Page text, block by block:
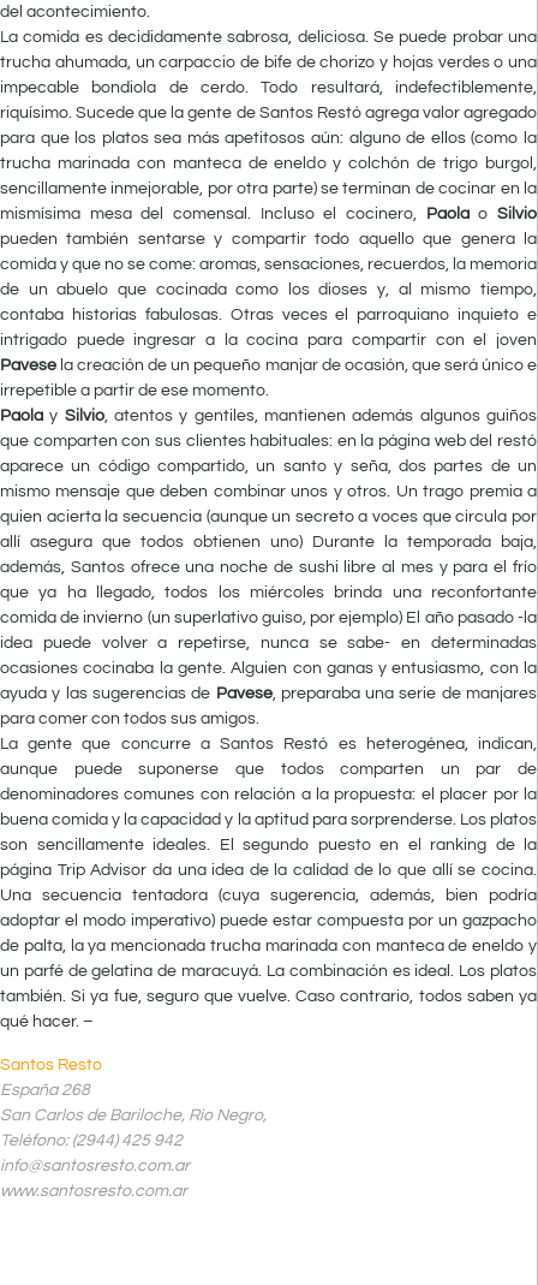
del acontecimiento.
La comida es decididamente sabrosa, deliciosa. Se puede probar una
trucha ahumada, un carpaccio de bife de chorizo y hojas verdes o una
impecable bondiola de cerdo. Todo resultará, indefectiblemente,
riquísimo. Sucede que la gente de Santos Restó agrega valor agregado
para que los platos sea más apetitosos aún: alguno de ellos (como la
trucha marinada con manteca de eneldo y colchón de trigo burgol,
sencillamente inmejorable, por otra parte) se terminan de cocinar en la
mismísima mesa del comensal. Incluso el cocinero,
PaolaoSilvio
pueden también sentarse y compartir todo aquello que genera la
comida y que no se come: aromas, sensaciones, recuerdos, la memoria
de un abuelo que cocinada como los dioses y, al mismo tiempo,
contaba historias fabulosas. Otras veces el parroquiano inquieto e
intrigado puede ingresar a la cocina para compartir con el joven
Pavese la creación de un pequeño manjar de ocasión, que será único e
irrepetible a partir de ese momento.
Paola y Silvio, atentos y gentiles, mantienen además algunos guiños
que comparten con sus clientes habituales: en la página web del restó
aparece un código compartido, un santo y seña, dos partes de un
mismo mensaje que deben combinar unos y otros. Un trago premia a
quien acierta la secuencia (aunque un secreto a voces que circula por
allí asegura que todos obtienen uno) Durante la temporada baja,
además, Santos ofrece una noche de sushi libre al mes y para el frío
que ya ha llegado, todos los miércoles brinda una reconfortante
comida de invierno (un superlativo guiso, por ejemplo) El año pasado -la
idea puede volver a repetirse, nunca se sabe- en determinadas
ocasiones cocinaba la gente. Alguien con ganas y entusiasmo, con la
ayuda y las sugerencias de Pavese, preparaba una serie de manjares
para comer con todos sus amigos.
La gente que concurre a Santos Restó es heterogénea, indican,
aunque puede suponerse que todos comparten un par de
denominadores comunes con relación a la propuesta: el placer por la
buena comida y la capacidad y la aptitud para sorprenderse. Los platos
son sencillamente ideales. El segundo puesto en el ranking de la
página Trip Advisor da una idea de la calidad de lo que allí se cocina.
Una secuencia tentadora (cuya sugerencia, además, bien podría
adoptar el modo imperativo) puede estar compuesta por un gazpacho
de palta, la ya mencionada trucha marinada con manteca de eneldo y
un parfé de gelatina de maracuyá. La combinación es ideal. Los platos
también. Si ya fue, seguro que vuelve. Caso contrario, todos saben ya
qué hacer. –
Santos Resto
España 268
San Carlos de Bariloche, Rio Negro,
Teléfono: (2944) 425 942
info@santosresto.com.ar
www.santosresto.com.ar